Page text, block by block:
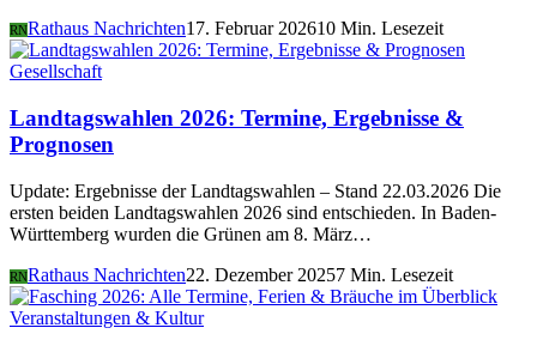
RNRathaus Nachrichten17. Februar 202610 Min. Lesezeit
Gesellschaft
Landtagswahlen 2026: Termine, Ergebnisse &
Prognosen
Update: Ergebnisse der Landtagswahlen – Stand 22.03.2026 Die
ersten beiden Landtagswahlen 2026 sind entschieden. In Baden-
Württemberg wurden die Grünen am 8. März…
RNRathaus Nachrichten22. Dezember 20257 Min. Lesezeit
Veranstaltungen & Kultur